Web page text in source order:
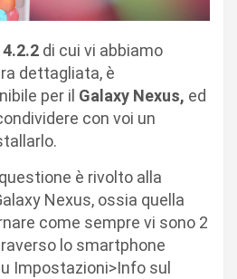
di cui vi abbiamo
dettagliata, è
per il Galaxy Nexus, ed
con voi un
è rivolto alla
Nexus, ossia quella
come sempre vi sono 2
lo smartphone
Impostazioni>Info sul